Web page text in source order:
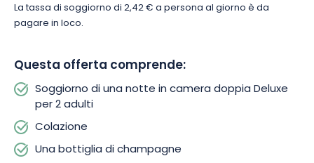
Nelle miti giornate estive, approfittate del giardino dell'hotel e
terrazza è anche il luogo ideale per rilassarsi e godersi il
dolce stile di vita di Strasburgo!
Oltre a questi piccoli piaceri, l'Hôtel des XV offre una serie di
servizi per garantire il vostro comfort. Aria condizionata,
connessione Wi-Fi e parcheggio gratuito sono tutti disponibili.
La tassa di soggiorno di 2,42 € a persona al giorno è da
pagare in loco.
Questa offerta comprende:
Soggiorno di una notte in camera doppia Deluxe
per 2 adulti
Colazione
Una bottiglia di champagne